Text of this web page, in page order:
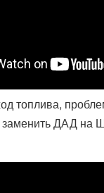
топлива,
заменить ДАД на